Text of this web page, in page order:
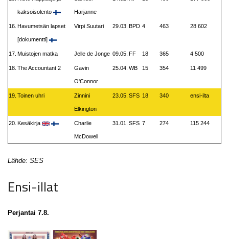
kaksoisolento Harjanne
16. Havumetsän lapset
[dokumentti]
Virpi Suutari 29.03. BPD 4 463 28 602
17. Muistojen matka Jelle de Jonge 09.05. FF 18 365 4 500
18. The Accountant 2 Gavin
O'Connor
25.04. WB 15 354 11 499
19. Toinen uhri Zinnini
Elkington
23.05. SFS 18 340 ensi-ilta
20. Kesäkirja Charlie
McDowell
31.01. SFS 7 274 115 244
Lähde: SES
Ensi-illat
Perjantai 7.8.